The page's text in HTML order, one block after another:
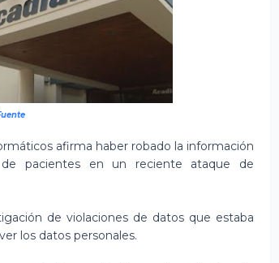
afirma haber robado la información
pacientes en un reciente ataque de
de violaciones de datos que estaba
los datos personales.